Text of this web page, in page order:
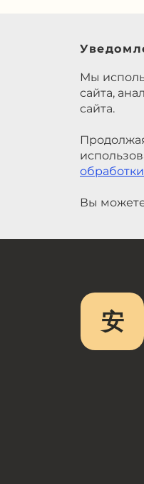
Мы
сайта,
сайта.
Вы
安